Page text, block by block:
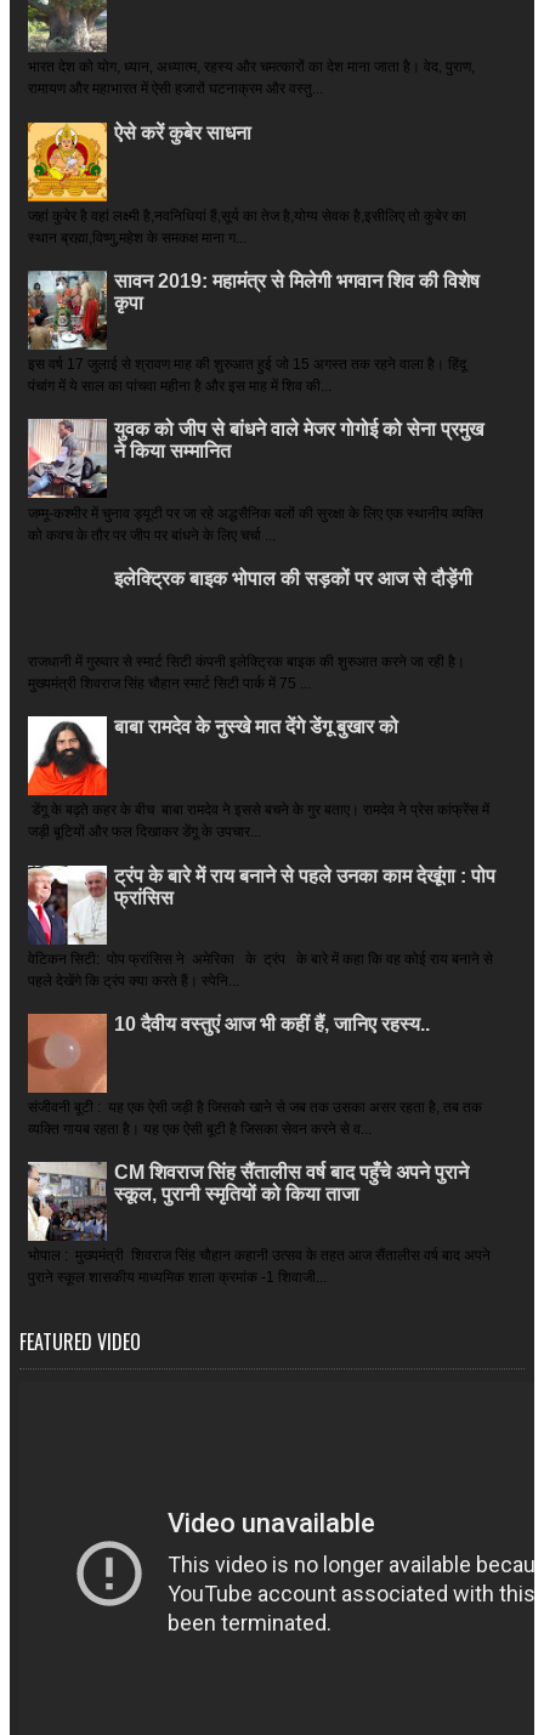
भारत देश को योग, ध्यान, अध्यात्म, रहस्य और चमत्कारों का देश माना जाता है। वेद, पुराण,
रामायण और महाभारत में ऐसी हजारों घटनाक्रम और वस्तु...
ऐसे करें कुबेर साधना
जहां कुबेर है­ वहां लक्ष्मी है,नवनिधियां हैं,सूर्य का तेज है,योग्य सेवक है,इसीलिए तो कुबेर का
स्थान ब्रह्मा,विष्णु,महेश के समकक्ष माना ग...
सावन 2019: महामंत्र से मिलेगी भगवान शिव की विशेष
कृपा
इस वर्ष 17 जुलाई से श्रावण माह की शुरुआत हुई जो 15 अगस्त तक रहने वाला है। हिंदू
पंचांग में ये साल का पांचवा महीना है और इस माह में शिव की...
युवक को जीप से बांधने वाले मेजर गोगोई को सेना प्रमुख
ने किया सम्‍मानित
जम्मू-कश्मीर में चुनाव ड्यूटी पर जा रहे अद्धसैनिक बलों की सुरक्षा के लिए एक स्थानीय व्यक्ति
को कवच के तौर पर जीप पर बांधने के लिए चर्चा ...
इलेक्ट्रिक बाइक भोपाल की सड़कों पर आज से दौड़ेंगी
राजधानी में गुरुवार से स्मार्ट सिटी कंपनी इलेक्ट्रिक बाइक की शुरुआत करने जा रही है।
मुख्यमंत्री शिवराज सिंह चौहान स्मार्ट सिटी पार्क में 75 ...
बाबा रामदेव के नुस्खे मात देंगे डेंगू बुखार को
डेंगू के बढ़ते कहर के बीच बाबा रामदेव ने इससे बचने के गुर बताए। रामदेव ने प्रेस कांफ्रेंस में
जड़ी बूटियों और फल दिखाकर डेंगू के उपचार...
ट्रंप के बारे में राय बनाने से पहले उनका काम देखूंगा : पोप
फ्रांसिस
वेटिकन सिटी: पोप फ्रांसिस ने अमेरिका के ट्रंप के बारे में कहा कि वह कोई राय बनाने से
पहले देखेंगे कि ट्रंप क्या करते हैं। स्पेनि...
10 दैवीय वस्तुएं आज भी कहीं हैं, जानिए रहस्य..
संजीवनी बूटी : यह एक ऐसी जड़ी है जिसको खाने से जब तक उसका असर रहता है, तब तक
व्यक्ति गायब रहता है। यह एक ऐसी बूटी है जिसका सेवन करने से व...
CM शिवराज सिंह सैंतालीस वर्ष बाद पहुँचे अपने पुराने
स्कूल, पुरानी स्मृतियों को किया ताजा
भोपाल : मुख्यमंत्री शिवराज सिंह चौहान कहानी उत्सव के तहत आज सैंतालीस वर्ष बाद अपने
पुराने स्कूल शासकीय माध्यमिक शाला क्रमांक -1 शिवाजी...
FEATURED VIDEO